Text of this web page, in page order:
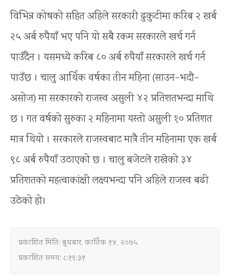
विभिन्न कोषको सहित अहिले सरकारी ढुकुटीमा करिब २ खर्ब
२५ अर्ब रुपैयाँ भए पनि यो सबै रकम सरकारले खर्च गर्न
पाउँदैन । यसमध्ये करिब ८० अर्ब रुपैयाँ सरकारले खर्च गर्न
पाउँछ । चालु आर्थिक वर्षका तीन महिना (साउन–भदौ–
असोज) मा सरकारको राजस्व असुली ४२ प्रतिशतभन्दा माथि
छ । गत वर्षको सुरुका २ महिनामा यस्तो असुली १० प्रतिशत
मात्र थियो । सरकारले राजस्वबाट मात्रै तीन महिनामा एक खर्ब
९८ अर्ब रुपैयाँ उठाएको छ । चालु बजेटले राखेको ३४
प्रतिशतको महत्वाकांक्षी लक्ष्यभन्दा पनि अहिले राजस्व बढी
उठेको हो।
प्रकाशित मिति: बुधबार, कार्तिक १४, २०७५
प्रकाशित समय: ८:१९:३१